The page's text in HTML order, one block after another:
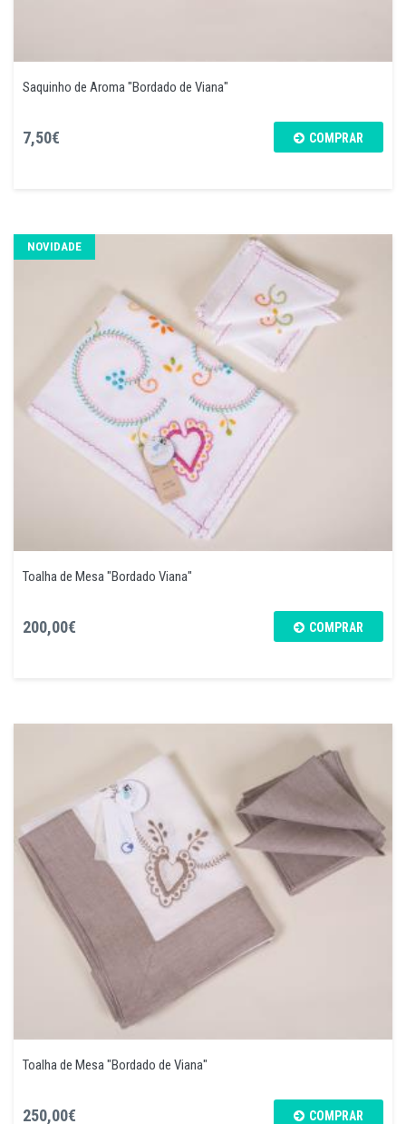
Saquinho de Aroma "Bordado de Viana"
7,50€ COMPRAR
NOVIDADE
Toalha de Mesa "Bordado Viana"
200,00€ COMPRAR
Toalha de Mesa "Bordado de Viana"
250,00€ COMPRAR